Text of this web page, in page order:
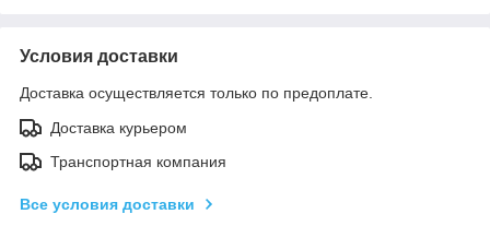
Условия доставки
Доставка осуществляется только по предоплате.
Доставка курьером
Транспортная компания
Все условия доставки